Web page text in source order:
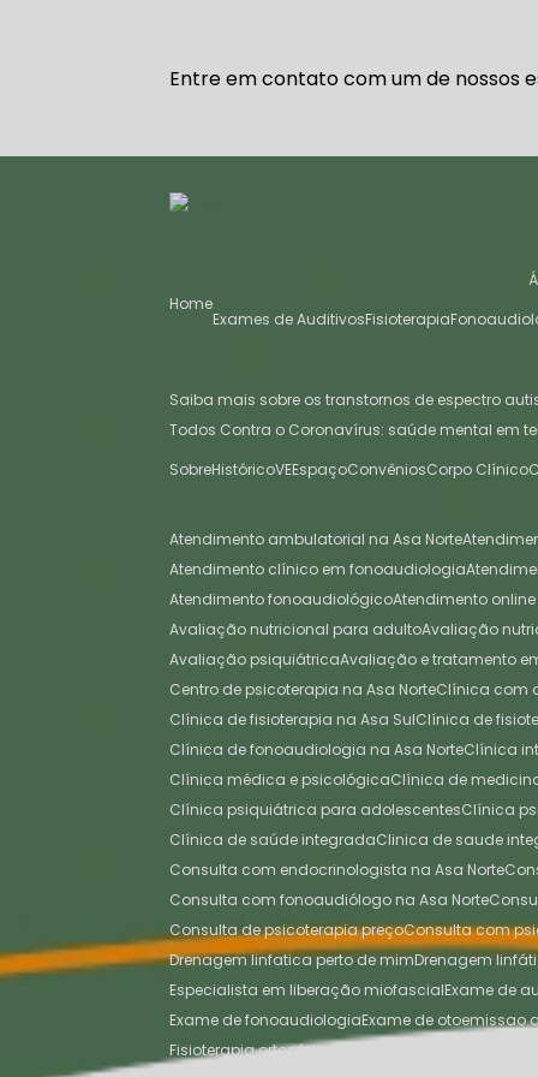
Entre em contato com um de nossos
Home
Exames de Auditivos Fisioterapia
Saiba mais sobre os transtornos de espectro
Todos Contra o Coronavírus: saúde mental em
Sobre Histórico VE Espaço Convênios Corpo Clínico
Atendimento ambulatorial na Asa Norte
Atendimento clínico em fonoaudiologia
Atendimento fonoaudiológico Atendimento
Avaliação nutricional para adulto Avaliação
Avaliação psiquiátrica Avaliação e tratamento
Centro de psicoterapia na Asa Norte
Clínica
Clínica de fisioterapia na Asa Sul
Clínica de
Clínica de fonoaudiologia na Asa Norte
Clínica
Clínica médica e psicológica
Clínica de
Clínica psiquiátrica para adolescentes
Clínica
Clínica de saúde integrada
Clinica de saude
Consulta com endocrinologista na Asa Norte
Consulta com fonoaudiólogo na Asa Norte
Consulta de psicoterapia preço Consulta com
Drenagem linfatica perto de mim Drenagem
Especialista em liberação miofascial Exame de
Exame de fonoaudiologia Exame de otoemissao
Fisioterapia ortopédica